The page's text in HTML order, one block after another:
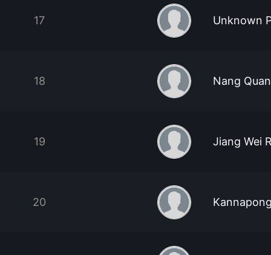
17 Unknown
18 Nang
19 Jiang Wei
20